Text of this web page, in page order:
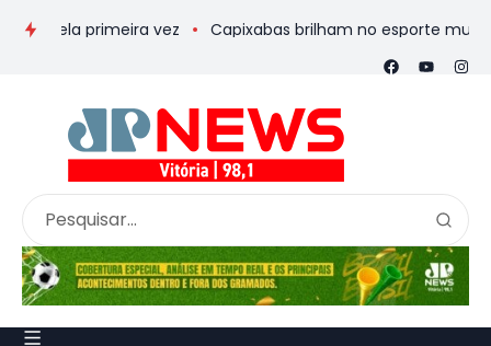
vez Capixabas brilham no esporte mundial e